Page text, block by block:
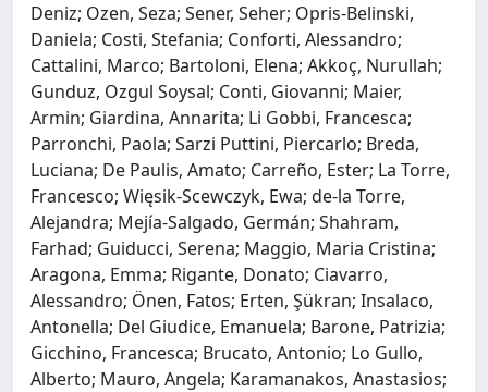
Deniz; Ozen, Seza; Sener, Seher; Opris-Belinski,
Daniela; Costi, Stefania; Conforti, Alessandro;
Cattalini, Marco; Bartoloni, Elena; Akkoç, Nurullah;
Gunduz, Ozgul Soysal; Conti, Giovanni; Maier,
Armin; Giardina, Annarita; Li Gobbi, Francesca;
Parronchi, Paola; Sarzi Puttini, Piercarlo; Breda,
Luciana; De Paulis, Amato; Carreño, Ester; La Torre,
Francesco; Więsik-Scewczyk, Ewa; de-la Torre,
Alejandra; Mejía-Salgado, Germán; Shahram,
Farhad; Guiducci, Serena; Maggio, Maria Cristina;
Aragona, Emma; Rigante, Donato; Ciavarro,
Alessandro; Önen, Fatos; Erten, Şükran; Insalaco,
Antonella; Del Giudice, Emanuela; Barone, Patrizia;
Gicchino, Francesca; Brucato, Antonio; Lo Gullo,
Alberto; Mauro, Angela; Karamanakos, Anastasios;